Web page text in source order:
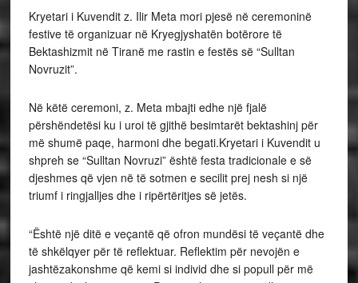
Kryetari i Kuvendit z. Ilir Meta mori pjesë në ceremoninë
festive të organizuar në Kryegjyshatën botërore të
Bektashizmit në Tiranë me rastin e festës së “Sulltan
Novruzit”.
Në këtë ceremoni, z. Meta mbajti edhe një fjalë
përshëndetësi ku i uroi të gjithë besimtarët bektashinj për
më shumë paqe, harmoni dhe begati.Kryetari i Kuvendit u
shpreh se “Sulltan Novruzi” është festa tradicionale e së
djeshmes që vjen në të sotmen e secilit prej nesh si një
triumf i ringjalljes dhe i ripërtëritjes së jetës.
“Është një ditë e veçantë që ofron mundësi të veçantë dhe
të shkëlqyer për të reflektuar. Reflektim për nevojën e
jashtëzakonshme që kemi si individ dhe si popull për më